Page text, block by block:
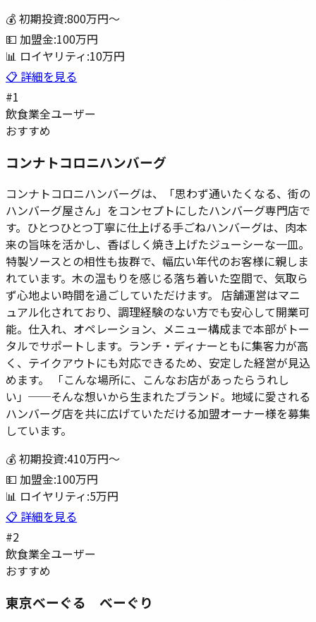
💰 初期投資:800万円〜
💵 加盟金:100万円
📊 ロイヤリティ:10万円
📋 詳細を見る
#1
飲食業全ユーザー
おすすめ
コンナトコロニハンバーグ
コンナトコロニハンバーグは、「思わず通いたくなる、街の
ハンバーグ屋さん」をコンセプトにしたハンバーグ専門店で
す。ひとつひとつ丁寧に仕上げる手ごねハンバーグは、肉本
来の旨味を活かし、香ばしく焼き上げたジューシーな一皿。
特製ソースとの相性も抜群で、幅広い年代のお客様に親しま
れています。木の温もりを感じる落ち着いた空間で、気取ら
ず心地よい時間を過ごしていただけます。 店舗運営はマニ
ュアル化されており、調理経験のない方でも安心して開業可
能。仕入れ、オペレーション、メニュー構成まで本部がトー
タルでサポートします。ランチ・ディナーともに集客力が高
く、テイクアウトにも対応できるため、安定した経営が見込
めます。 「こんな場所に、こんなお店があったらうれし
い」──そんな想いから生まれたブランド。地域に愛される
ハンバーグ店を共に広げていただける加盟オーナー様を募集
しています。
💰 初期投資:410万円〜
💵 加盟金:100万円
📊 ロイヤリティ:5万円
📋 詳細を見る
#2
飲食業全ユーザー
おすすめ
東京べーぐる べーぐり